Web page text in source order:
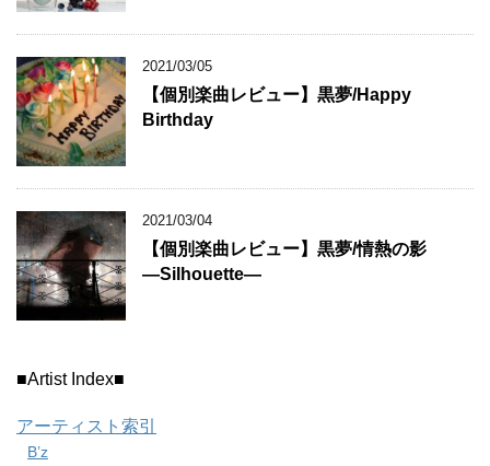
2021/03/05
【個別楽曲レビュー】黒夢/Happy
Birthday
2021/03/04
【個別楽曲レビュー】黒夢/情熱の影
―Silhouette―
■Artist Index■
アーティスト索引
B’z